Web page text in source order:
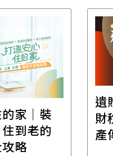
家｜裝
到老的
略
遺
財
產